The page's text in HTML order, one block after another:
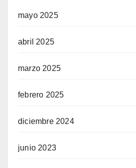
mayo 2025
abril 2025
marzo 2025
febrero 2025
diciembre 2024
junio 2023